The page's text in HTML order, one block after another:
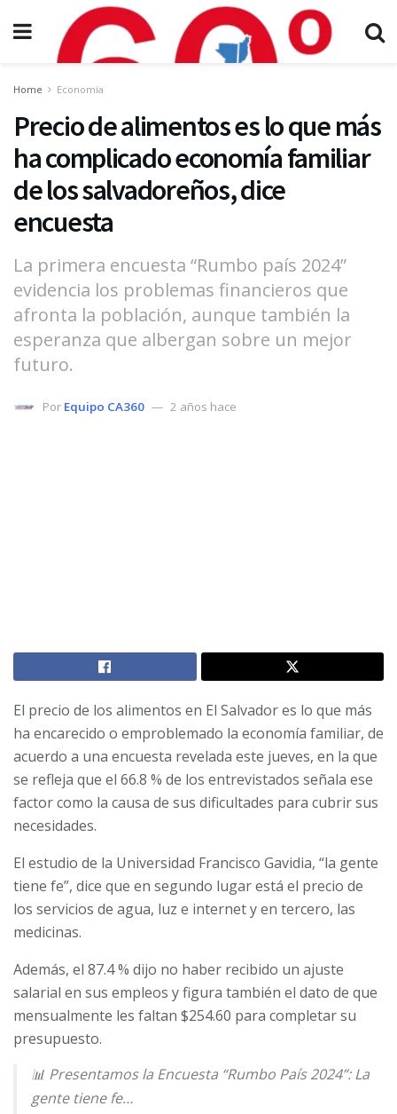
Home Economía
Precio de alimentos es lo que más
ha complicado economía familiar
de los salvadoreños, dice
encuesta
La primera encuesta “Rumbo país 2024”
evidencia los problemas financieros que
afronta la población, aunque también la
esperanza que albergan sobre un mejor
futuro.
Por Equipo CA360 2 años hace
El precio de los alimentos en El Salvador es lo que más
ha encarecido o emproblemado la economía familiar, de
acuerdo a una encuesta revelada este jueves, en la que
se refleja que el 66.8 % de los entrevistados señala ese
factor como la causa de sus dificultades para cubrir sus
necesidades.
El estudio de la Universidad Francisco Gavidia, “la gente
tiene fe”, dice que en segundo lugar está el precio de
los servicios de agua, luz e internet y en tercero, las
medicinas.
Además, el 87.4 % dijo no haber recibido un ajuste
salarial en sus empleos y figura también el dato de que
mensualmente les faltan $254.60 para completar su
presupuesto.
📊 Presentamos la Encuesta “Rumbo País 2024”: La
gente tiene fe…